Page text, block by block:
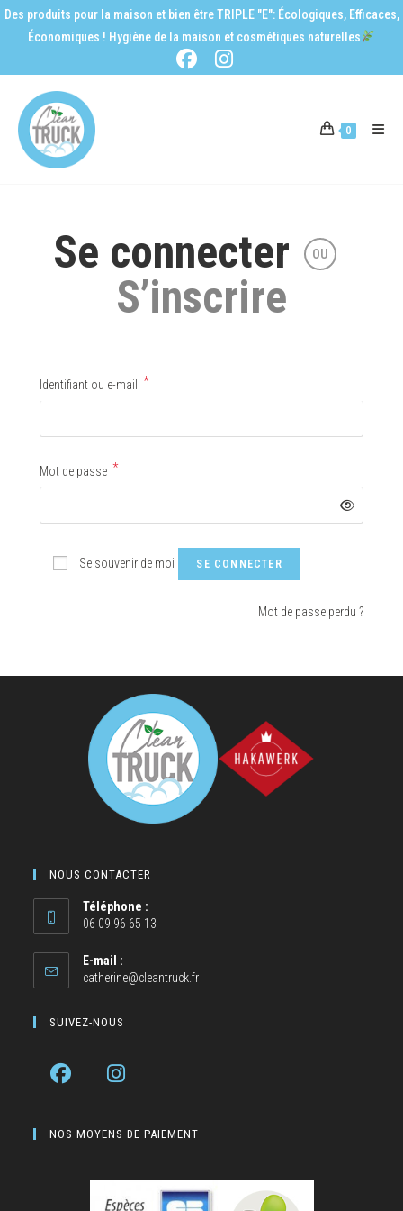
Des produits pour la maison et bien être TRIPLE "E": Écologiques, Efficaces,
Économiques ! Hygiène de la maison et cosmétiques naturelles
0
Se connecter OU
S’inscrire
Identifiant ou e-mail *
Mot de passe *
Se souvenir de moi SE CONNECTER
Mot de passe perdu ?
NOUS CONTACTER
Téléphone :
06 09 96 65 13
E-mail :
catherine@cleantruck.fr
SUIVEZ-NOUS
NOS MOYENS DE PAIEMENT